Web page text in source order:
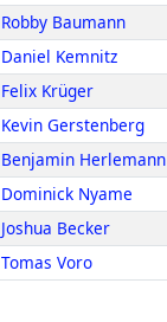
Robby Baumann
Daniel Kemnitz
Felix Krüger
Kevin Gerstenberg
Benjamin Herlemann
Dominick Nyame
Joshua Becker
Tomas Voro